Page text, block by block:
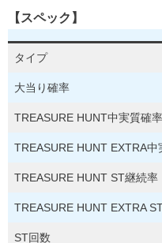
【スペック】
タイプ
大当り確率
TREASURE HUNT中実質確率
TREASURE HUNT EXTRA中
TREASURE HUNT ST継続率
TREASURE HUNT EXTRA
ST回数